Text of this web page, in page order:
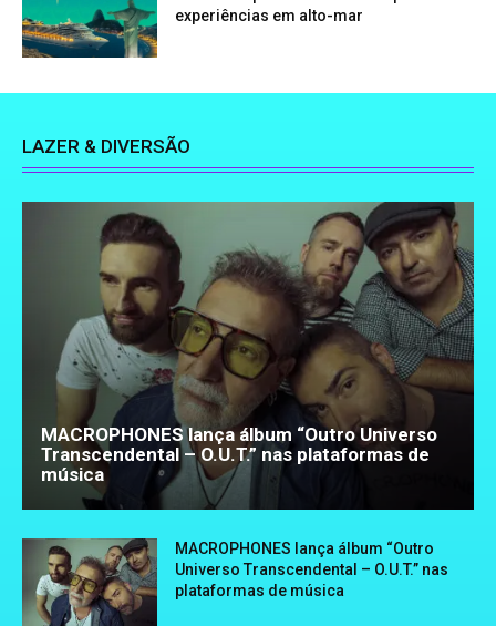
experiências em alto-mar
LAZER & DIVERSÃO
MACROPHONES lança álbum “Outro Universo
Transcendental – O.U.T.” nas plataformas de
música
MACROPHONES lança álbum “Outro
Universo Transcendental – O.U.T.” nas
plataformas de música